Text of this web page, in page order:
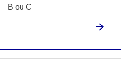
B ou C